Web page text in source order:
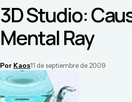
3D Studio:
Mental Ray
Por Kaos11 de septiembre de 2009